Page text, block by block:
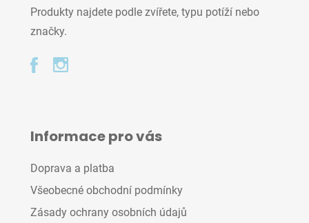
Produkty najdete podle zvířete, typu potíží nebo
značky.
Informace pro vás
Doprava a platba
Všeobecné obchodní podmínky
Zásady ochrany osobních údajů